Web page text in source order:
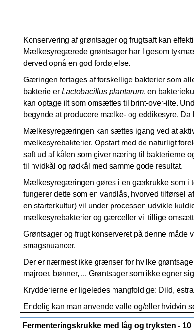
Konservering af grøntsager og frugtsaft kan
Mælkesyregærede grøntsager har ligesom
derved opnå en god fordøjelse.
Gæringen fortages af forskellige bakterier som
bakterie er Lactobacillus plantarum, en
kan optage ilt som omsættes til brint-over-ilte.
begynde at producere mælke- og eddikesyre.
Mælkesyregæringen kan sættes igang ved at
mælkesyrebakterier. Opstart med de naturligt
saft ud af kålen som giver næring til bakterierne
til hvidkål og rødkål med samme gode resultat.
Mælkesyregæringen gøres i en gærkrukke som i
fungerer dette som en vandlås, hvorved tilførsel
en starterkultur) vil under processen udvikle
mælkesyrebakterier og gærceller vil tillige
Grøntsager og frugt konserveret på denne måde
smagsnuancer.
Der er nærmest ikke grænser for hvilke
majroer, bønner, ... Grøntsager som ikke egner
Krydderierne er ligeledes mangfoldige: Dild,
Endelig kan man anvende valle og/eller hvidvin
En gennemgående ingrediens i konserveringen
Fermenteringskrukke med låg og tryksten - 10